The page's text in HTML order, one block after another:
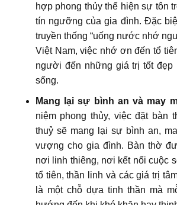
hợp phong thủy thể hiện sự tôn
tín ngưỡng của gia đình. Đặc
truyền thống “uống nước nhớ
Việt Nam, việc nhớ ơn đến tổ
người đến những giá trị tốt đẹp
sống.
Mang lại sự bình an và may
niệm phong thủy, việc đặt bàn
thuỷ sẽ mang lại sự bình an,
vượng cho gia đình. Bàn thờ
nơi linh thiêng, nơi kết nối cuộc
tổ tiên, thần linh và các giá trị
là một chỗ dựa tinh thần mà